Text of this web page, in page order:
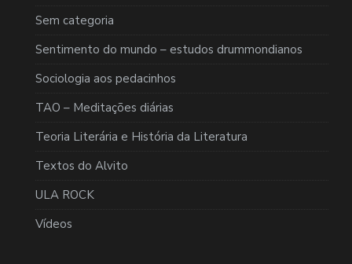
Sem categoria
Sentimento do mundo – estudos drummondianos
Sociologia aos pedacinhos
TAO – Meditações diárias
Teoria Literária e História da Literatura
Textos do Alvito
ULA ROCK
Vídeos